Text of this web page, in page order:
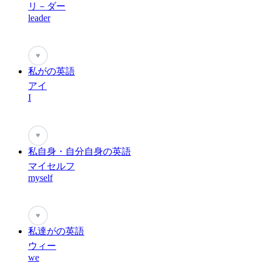
リ－ダー
leader
♥
私がの英語
アイ
I
♥
私自身・自分自身の英語
マイセルフ
myself
♥
私達がの英語
ウィー
we